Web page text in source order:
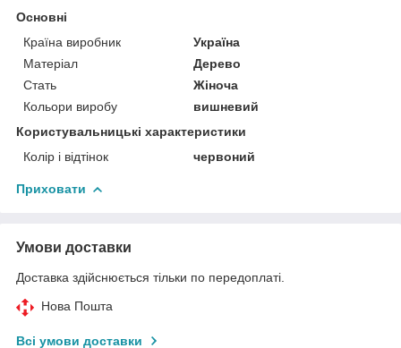
Основні
Країна виробник
Україна
Матеріал
Дерево
Стать
Жіноча
Кольори виробу
вишневий
Користувальницькі характеристики
Колір і відтінок
червоний
Приховати
Умови доставки
Доставка здійснюється тільки по передоплаті.
Нова Пошта
Всі умови доставки